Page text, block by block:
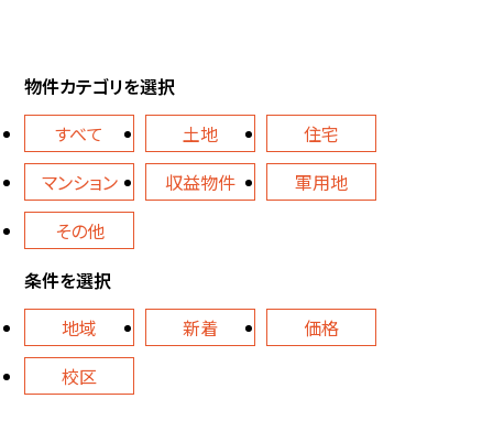
物件カテゴリを選択
すべて
土地
住宅
マンション
収益物件
軍用地
その他
条件を選択
地域
新着
価格
校区